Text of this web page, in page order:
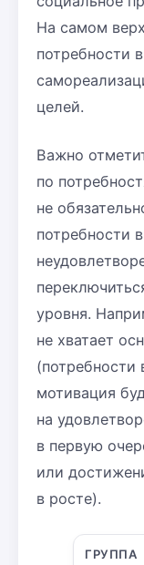
На самом
потребности
целей.
Важно
по
не
потребности
уровня.
не хватает
(потребности
мотивация
на
в первую
или
в росте).
ГРУППА